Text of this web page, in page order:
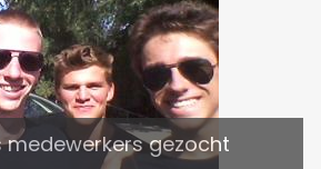
medewerkers gezocht